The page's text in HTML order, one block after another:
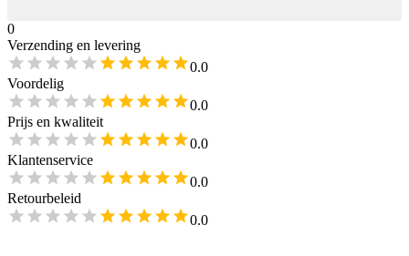
0
Verzending en levering
0.0
Voordelig
0.0
Prijs en kwaliteit
0.0
Klantenservice
0.0
Retourbeleid
0.0